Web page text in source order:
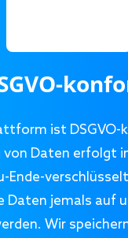
ist DSGVO-
von Daten erfolgt
Ende-
Daten jemals auf
Wir